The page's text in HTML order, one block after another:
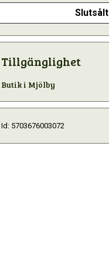
Slutsålt
Tillgänglighet
Butik i Mjölby
Id: 5703676003072